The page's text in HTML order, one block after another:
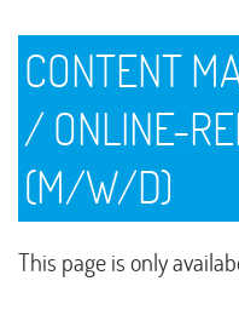
CONTENT
/ ONLINE-
(M/W/D)
This page is only